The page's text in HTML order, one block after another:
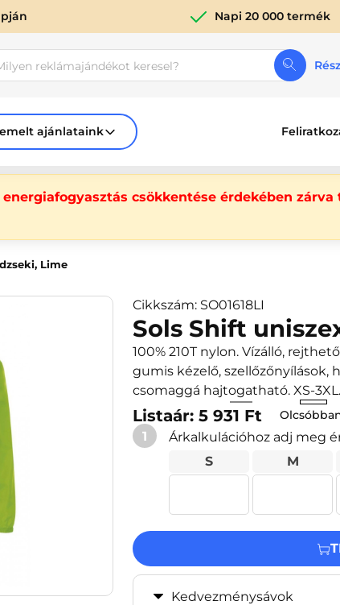
Napi 20 000 termék
ajánlataink
csökkentése érdekében
Lime
Cikkszám: SO01618LI
Sols Shift
100% 210T nylon. Vízálló,
gumis kézelő, szellőzőnyílások,
csomaggá hajtogatható. XS-3XL.
Listaár: 5 931 Ft
1
Árkalkulációhoz adj meg
S
M
Kedvezménysávok